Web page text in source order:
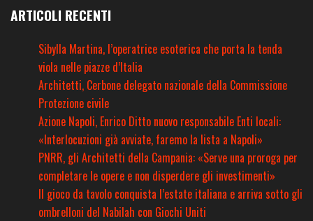
ARTICOLI RECENTI
Sibylla Martina, l’operatrice esoterica che porta la tenda
viola nelle piazze d’Italia
Architetti, Cerbone delegato nazionale della Commissione
Protezione civile
Azione Napoli, Enrico Ditto nuovo responsabile Enti locali:
«Interlocuzioni già avviate, faremo la lista a Napoli»
PNRR, gli Architetti della Campania: «Serve una proroga per
completare le opere e non disperdere gli investimenti»
Il gioco da tavolo conquista l’estate italiana e arriva sotto gli
ombrelloni del Nabilah con Giochi Uniti